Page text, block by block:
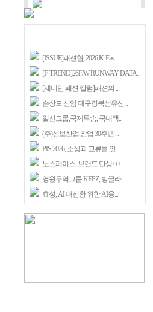
[ISSUE]패션협, 2026 K-Fas...
[F-TREND]26F/W RUNWAY DATA...
[제니안 패션 칼럼]패션의 ...
손상모 신임 대구경북섬유산...
일신그룹,국제특송, 국내택...
(주)성보산업,창업 30주년 ...
PIS 2026, 소싱과 교류를 잇...
노스페이스, 브랜드 탄생 60...
영원무역그룹 KEPZ, 방글라...
효성, AI 대전환 위한 AI융...